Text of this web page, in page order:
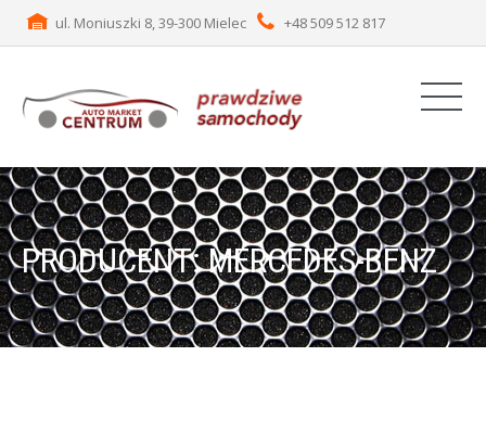
ul. Moniuszki 8, 39-300 Mielec +48 509 512 817
PRODUCENT: MERCEDES-BENZ